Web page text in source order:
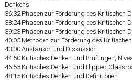
Denkens
36:32 Phasen zur Förderung des Kritischen
38:24Phasen zur Förderung des Kritischen
39:23 Phasen zur Förderung des Kritischen
40:05 Methoden zur Förderung des
43:00 Austausch und Diskussion
44:50 Kritisches Denken und Prüfungen,
46:55 Kritisches Denken und Flipped
48:15 Kritisches Denken und Definitionen